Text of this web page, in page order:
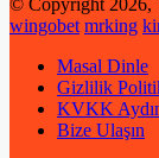
© Copyright 2026,
wingobet mrking
Masal Dinle
Gizlilik
KVKK
Bize Ulaşın